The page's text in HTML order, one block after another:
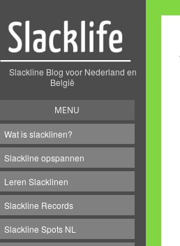
Slackline Blog voor Nederland en
België
MENU
Wat is slacklinen?
Slackline opspannen
Leren Slacklinen
Slackline Records
Slackline Spots NL